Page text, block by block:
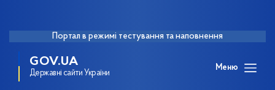
Портал в режимі тестування та наповнення
GOV.UA
Державні сайти України
Меню